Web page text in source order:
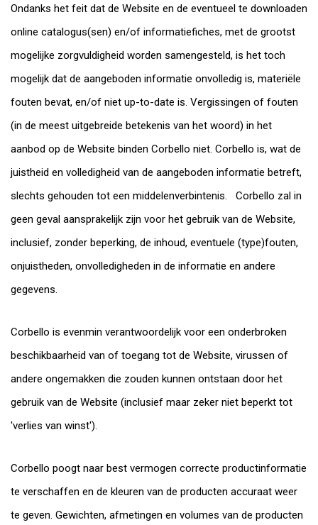
Ondanks het feit dat de Website en de eventueel te downloaden
online catalogus(sen) en/of informatiefiches, met de grootst
mogelijke zorgvuldigheid worden samengesteld, is het toch
mogelijk dat de aangeboden informatie onvolledig is, materiële
fouten bevat, en/of niet up-to-date is. Vergissingen of fouten
(in de meest uitgebreide betekenis van het woord) in het
aanbod op de Website binden Corbello niet. Corbello is, wat de
juistheid en volledigheid van de aangeboden informatie betreft,
slechts gehouden tot een middelenverbintenis. Corbello zal in
geen geval aansprakelijk zijn voor het gebruik van de Website,
inclusief, zonder beperking, de inhoud, eventuele (type)fouten,
onjuistheden, onvolledigheden in de informatie en andere
gegevens.
Corbello is evenmin verantwoordelijk voor een onderbroken
beschikbaarheid van of toegang tot de Website, virussen of
andere ongemakken die zouden kunnen ontstaan door het
gebruik van de Website (inclusief maar zeker niet beperkt tot
'verlies van winst').
Corbello poogt naar best vermogen correcte productinformatie
te verschaffen en de kleuren van de producten accuraat weer
te geven. Gewichten, afmetingen en volumes van de producten